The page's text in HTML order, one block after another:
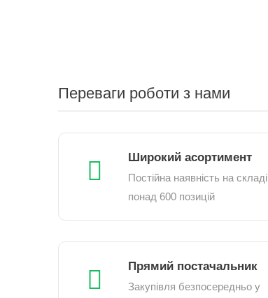
Переваги роботи з нами
Широкий асортимент
Постійна наявність на складі
понад 600 позицій
Прямий постачальник
Закупівля безпосередньо у